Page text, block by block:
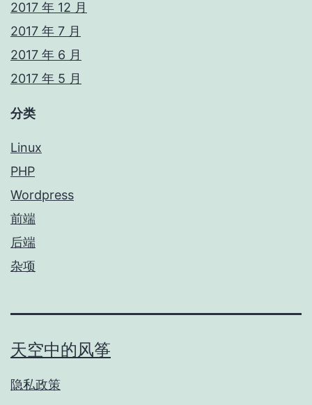
2017 年 12 月
2017 年 7 月
2017 年 6 月
2017 年 5 月
分类
Linux
PHP
Wordpress
前端
后端
杂项
天空中的风筝
隐私政策